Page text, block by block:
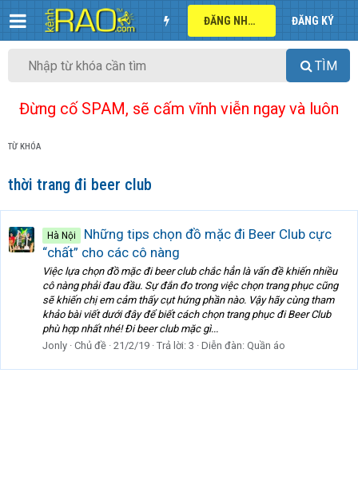
ĐĂNG NHẬP ĐĂNG KÝ
TÌM
Đừng cố SPAM, sẽ cấm vĩnh viễn ngay và luôn
TỪ KHÓA
thời trang đi beer club
Hà Nội
Những tips chọn đồ mặc đi Beer Club cực
“chất” cho các cô nàng
Việc lựa chọn đồ mặc đi beer club chắc hẳn là vấn đề khiến nhiều
cô nàng phải đau đầu. Sự đắn đo trong việc chọn trang phục cũng
sẽ khiến chị em cảm thấy cụt hứng phần nào. Vậy hãy cùng tham
khảo bài viết dưới đây để biết cách chọn trang phục đi Beer Club
phù hợp nhất nhé! Đi beer club mặc gì...
Jonly Chủ đề 21/2/19 Trả lời: 3 Diễn đàn: Quần áo